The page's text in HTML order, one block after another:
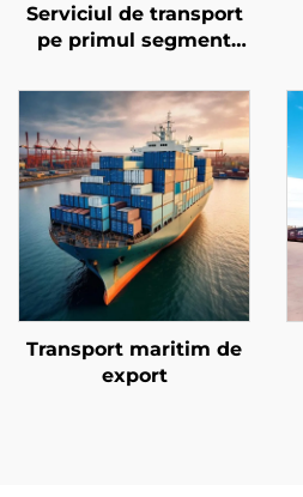
Serviciul de transport
pe primul segment
Transport maritim de
export